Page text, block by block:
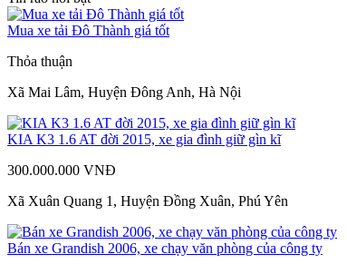
Mua xe tải Đô Thành giá tốt
Thỏa thuận
Xã Mai Lâm, Huyện Đông Anh, Hà Nội
KIA K3 1.6 AT đời 2015, xe gia đình giữ gìn kĩ
300.000.000 VNĐ
Xã Xuân Quang 1, Huyện Đồng Xuân, Phú Yên
Bán xe Grandish 2006, xe chạy văn phòng của công ty